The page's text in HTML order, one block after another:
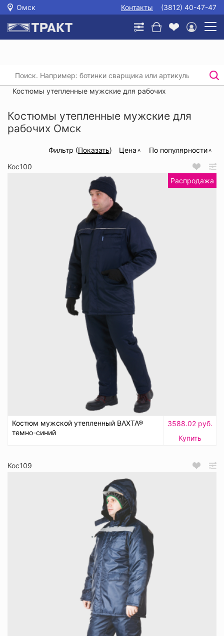
Омск Контакты (3812) 40-47-47
Главная / /
Утепленные рабочие костюмы
Костюмы утепленные мужские для рабочих
Костюмы утепленные мужские для
рабочих Омск
Фильтр (Показать) Цена
По популярности
Кос100
Распродажа
Костюм мужской утепленный ВАХТА®
темно-синий
3588.02 руб.
Купить
Кос109